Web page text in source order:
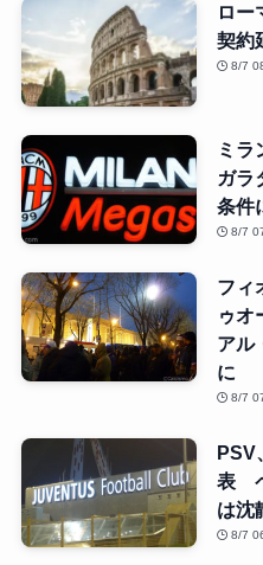
ロー
契約
8/7
ミラ
ガラ
条件
8/7
フィ
ゥ
アル
に
8/7
PSV
表
は沈
8/7